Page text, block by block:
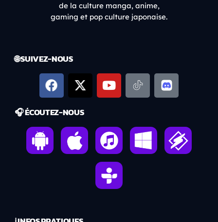
de la culture manga, anime,
gaming et pop culture japonaise.
🌐 SUIVEZ-NOUS
🎧 ÉCOUTEZ-NOUS